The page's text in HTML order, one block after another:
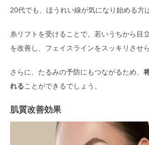
20代でも、ほうれい線が気になり始める方
糸リフトを受けることで、若いうちから目
を改善し、フェイスラインをスッキリさせ
さらに、たるみの予防にもつながるため、
れることができるでしょう。
肌質改善効果